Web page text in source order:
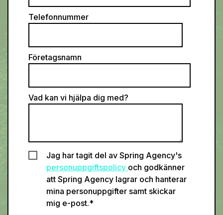
Telefonnummer
Företagsnamn
Vad kan vi hjälpa dig med?
Jag har tagit del av Spring Agency's
personuppgiftspolicy och godkänner
att Spring Agency lagrar och hanterar
mina personuppgifter samt skickar
mig e-post.*